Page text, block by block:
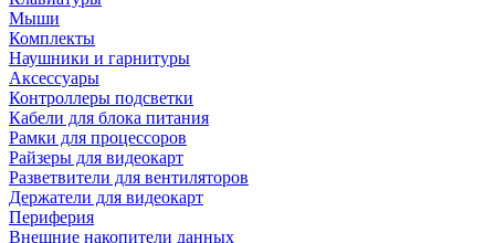
Мыши
Комплекты
Наушники и гарнитуры
Аксессуары
Контроллеры подсветки
Кабели для блока питания
Рамки для процессоров
Райзеры для видеокарт
Разветвители для вентиляторов
Держатели для видеокарт
Периферия
Внешние накопители данных